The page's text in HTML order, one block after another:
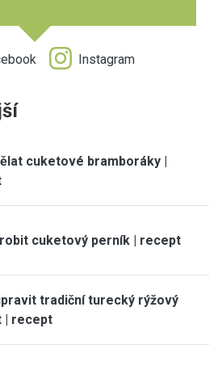
Instagram
cuketové bramboráky |
cuketový perník | recept
tradiční turecký rýžový
| recept